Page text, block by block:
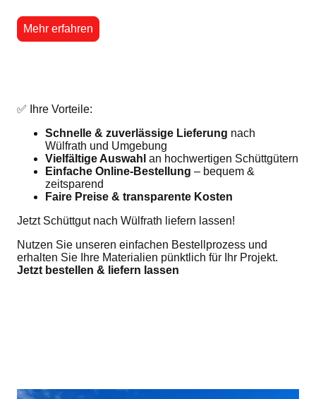
Mehr erfahren
✅ Ihre Vorteile:
Schnelle & zuverlässige Lieferung nach
Wülfrath und Umgebung
Vielfältige Auswahl an hochwertigen Schüttgütern
Einfache Online-Bestellung – bequem &
zeitsparend
Faire Preise & transparente Kosten
Jetzt Schüttgut nach Wülfrath liefern lassen!
Nutzen Sie unseren einfachen Bestellprozess und
erhalten Sie Ihre Materialien pünktlich für Ihr Projekt.
Jetzt bestellen & liefern lassen